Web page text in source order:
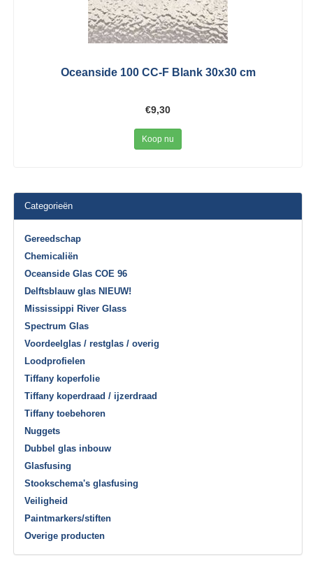
Oceanside 100 CC-F Blank 30x30 cm
€9,30
Koop nu
Categorieën
Gereedschap
Chemicaliën
Oceanside Glas COE 96
Delftsblauw glas NIEUW!
Mississippi River Glass
Spectrum Glas
Voordeelglas / restglas / overig
Loodprofielen
Tiffany koperfolie
Tiffany koperdraad / ijzerdraad
Tiffany toebehoren
Nuggets
Dubbel glas inbouw
Glasfusing
Stookschema's glasfusing
Veiligheid
Paintmarkers/stiften
Overige producten